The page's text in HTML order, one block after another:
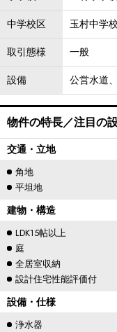
中学校区
玉村中学
取引態様
一般
設備
公営水道
物件の特長／注目の
交通・立地
角地
平坦地
建物・構造
LDK15帖以上
庭
全居室収納
設計住宅性能評価付
設備・仕様
浄水器